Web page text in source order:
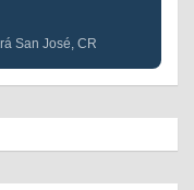
San José, CR